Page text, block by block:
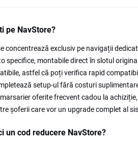
pe NavStore?
concentrează exclusiv pe navigații
specifice, montabile direct în slotul
astfel că poți verifica rapid
setup-ul fără costuri
oferite frecvent cadou la
șoferii care vor un upgrade complet al
un cod reducere NavStore?